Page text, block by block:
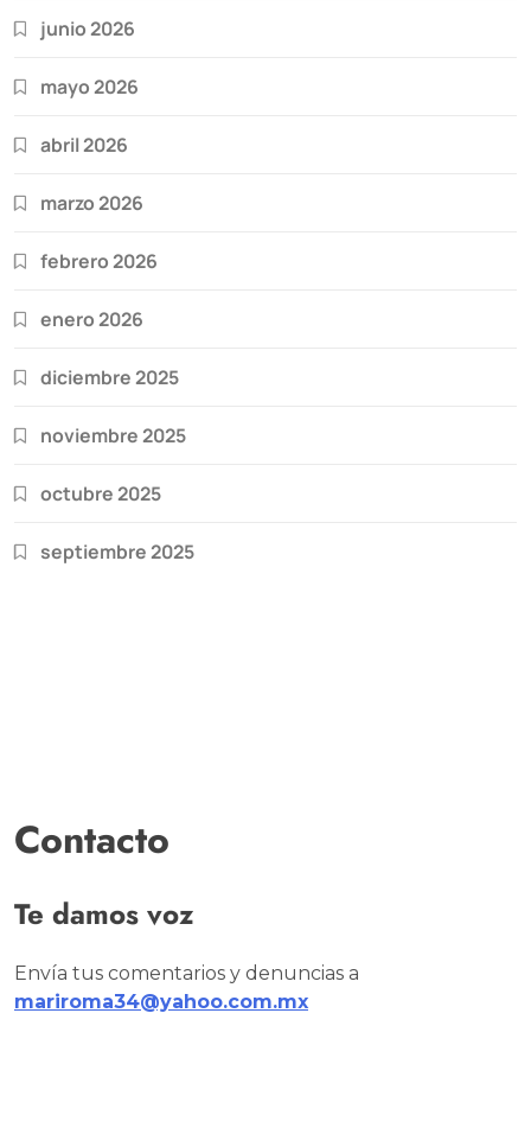
junio 2026
mayo 2026
abril 2026
marzo 2026
febrero 2026
enero 2026
diciembre 2025
noviembre 2025
octubre 2025
septiembre 2025
Contacto
Te damos voz
Envía tus comentarios y denuncias a
mariroma34@yahoo.com.mx